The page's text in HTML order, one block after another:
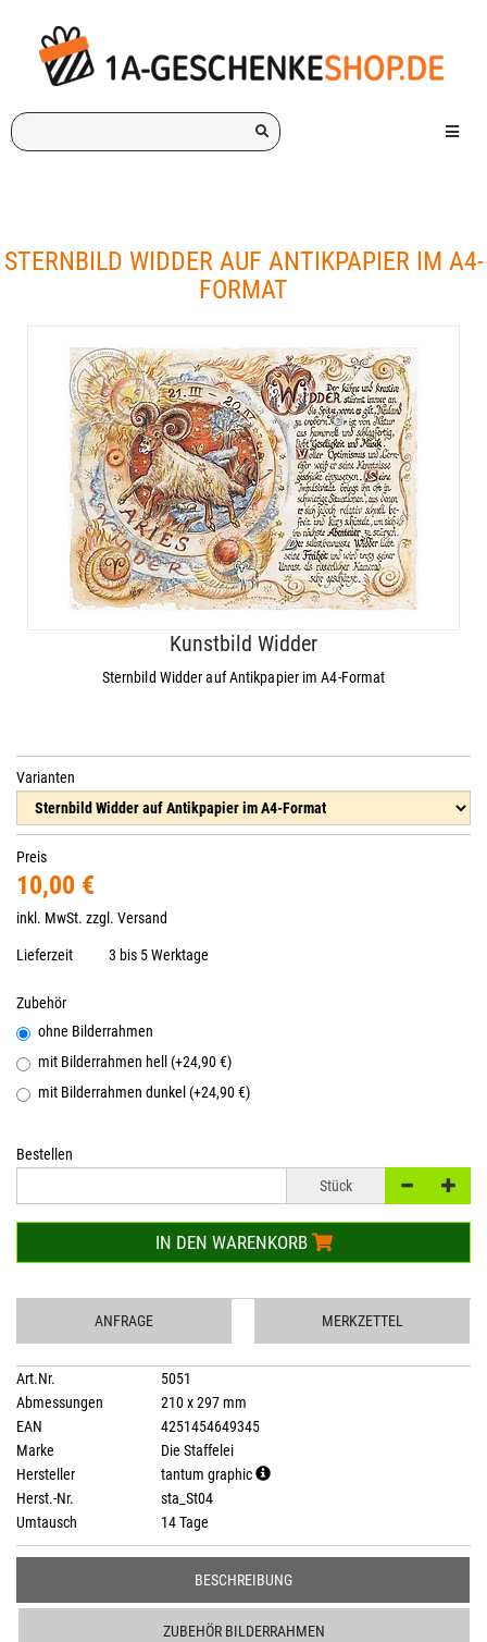
Ich
suche
Menü
STERNBILD WIDDER AUF ANTIKPAPIER IM A4-
FORMAT
Kunstbild Widder
Sternbild Widder auf Antikpapier im A4-Format
Varianten
Preis
10,00 €
inkl. MwSt. zzgl. Versand
Lieferzeit 3 bis 5 Werktage
Zubehör
ohne Bilderrahmen
mit Bilderrahmen hell (+24,90 €)
mit Bilderrahmen dunkel (+24,90 €)
Bestellen
Stück
IN DEN WARENKORB
ANFRAGE MERKZETTEL
Art.Nr.
5051
Abmessungen
210 x 297 mm
EAN
4251454649345
Marke
Die Staffelei
Hersteller
tantum graphic
Herst.-Nr.
sta_St04
Umtausch
14 Tage
BESCHREIBUNG
ZUBEHÖR BILDERRAHMEN